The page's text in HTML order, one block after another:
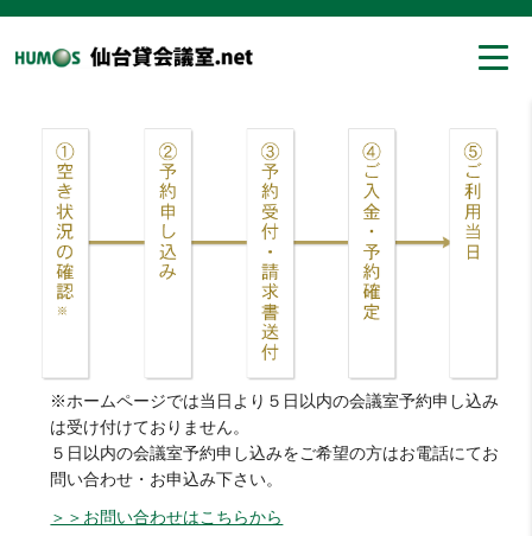
※ホームページでは当日より５日以内の会議室予約申し込み
は受け付けておりません。
５日以内の会議室予約申し込みをご希望の方はお電話にてお
問い合わせ・お申込み下さい。
＞＞お問い合わせはこちらから